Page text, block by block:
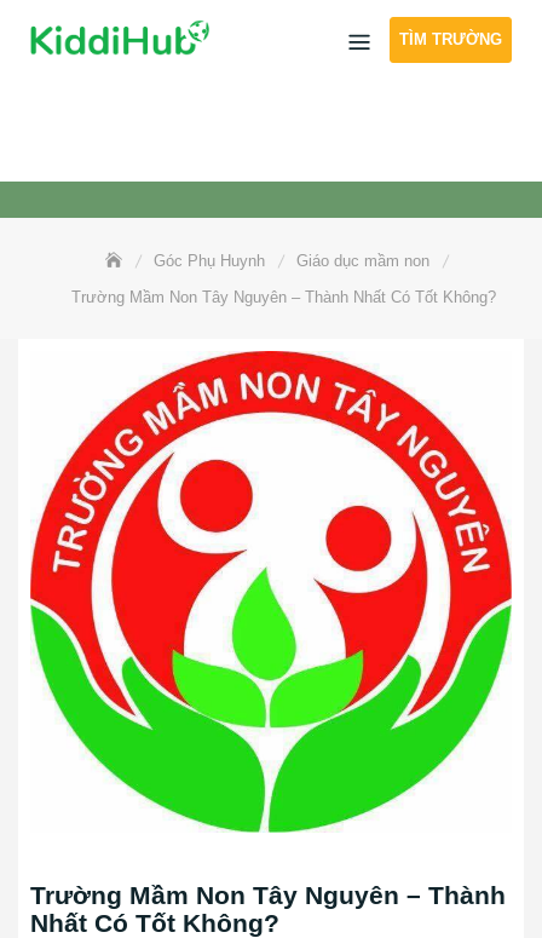
TÌM TRƯỜNG
Góc Phụ Huynh
Giáo dục mầm non
Trường Mầm Non Tây Nguyên – Thành Nhất Có Tốt Không?
Trường Mầm Non Tây Nguyên – Thành
Nhất Có Tốt Không?